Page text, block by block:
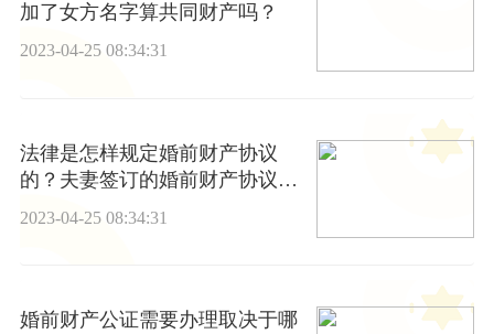
加了女方名字算共同财产吗？
2023-04-25 08:34:31
法律是怎样规定婚前财产协议
的？夫妻签订的婚前财产协议有
2023-04-25 08:34:31
婚前财产公证需要办理取决于哪